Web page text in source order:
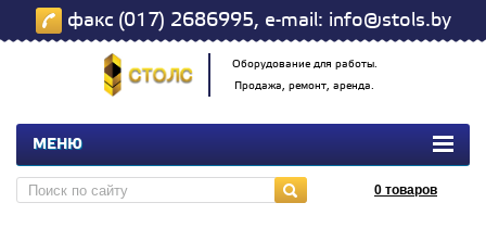
факс (017) 2686995, e-mail: info@stols.by
Оборудование для работы.
Продажа, ремонт, аренда.
МЕНЮ
0 товаров